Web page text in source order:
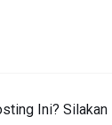
Ini? Silakan